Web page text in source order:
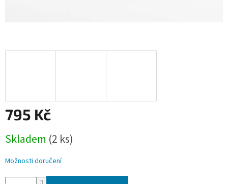
795 Kč
cena:
Skladem (2 ks)
Možnosti doručení